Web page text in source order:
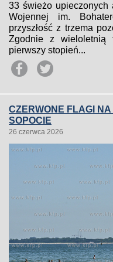
33 świeżo upieczonych
Wojennej im.
przyszłość z trzema
Zgodnie z wieloletnią
pierwszy stopień...
CZERWONE FLAGI
SOPOCIE
26 czerwca 2026